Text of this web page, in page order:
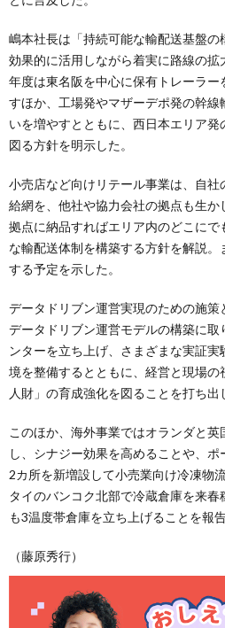
嶋本社長は「持続可能な輸配送基盤
効果的に活用しながら着実に路線の
年度は東名阪を中心に保有トレーラ
すほか、工場発やマザーデポ発の幹線
いを増やすとともに、西日本エリア
図る方針を明示した。
小売店など向けリテール事業は、自
給網を、他社や協力会社の拠点も生
拠点に納品すればエリア内のどこに
な輸配送体制を構築する方針を解説。
する予定を示した。
データドリブン運営実現のための施
データドリブン運営モデルの構築に
ンターを立ち上げ、さまざまな実証
境を整備するとともに、経営と現場の
人財」の育成強化を図ることを打ち出
このほか、海外事業ではオランダと
し、シナジー効果を高めることや、
2カ所を新増設して小売業向け冷凍物
タイのバンコク北部で冷蔵倉庫を来
も3温度帯倉庫を立ち上げることを報告
（藤原秀行）